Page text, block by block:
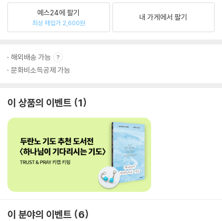
예스24에 팔기
최상 매입가 2,600원
내 가게에서 팔기
해외배송 가능
문화비소득공제 가능
이 상품의 이벤트 1
이 분야의 이벤트 6